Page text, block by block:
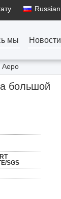
Russian
мы Новости
Аеро
большой
SGS